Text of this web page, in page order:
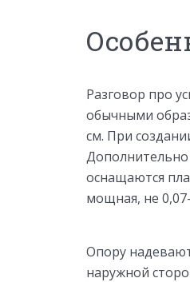
Разговор про
обычными
см. При
оснащаются
мощная, не
Опору
наружной